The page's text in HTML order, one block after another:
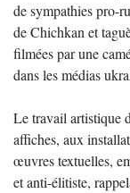
de sympathies pro-
de Chichkan et
filmées par une
dans les médias
Le travail artistique
affiches, aux
œuvres textuelles,
et anti-élitiste,